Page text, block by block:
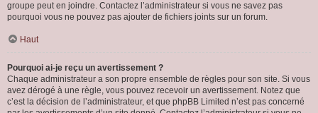
groupe peut en joindre. Contactez l’administrateur si vous ne savez pas
pourquoi vous ne pouvez pas ajouter de fichiers joints sur un forum.
Haut
Pourquoi ai-je reçu un avertissement ?
Chaque administrateur a son propre ensemble de règles pour son site. Si vous
avez dérogé à une règle, vous pouvez recevoir un avertissement. Notez que
c’est la décision de l’administrateur, et que phpBB Limited n’est pas concerné